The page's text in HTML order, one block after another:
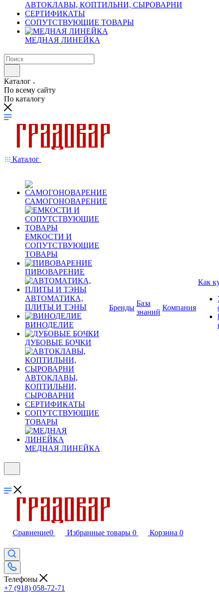
АВТОКЛАВЫ, КОПТИЛЬНИ, СЫРОВАРНИ
СЕРТИФИКАТЫ
СОПУТСТВУЮЩИЕ ТОВАРЫ
МЕДНАЯ ЛИНЕЙКА
Каталог
По всему сайту
По каталогу
Каталог
САМОГОНОВАРЕНИЕ
ЕМКОСТИ И
СОПУТСТВУЮЩИЕ
ТОВАРЫ
ПИВОВАРЕНИЕ
АВТОМАТИКА,
ПЛИТЫ И ТЭНЫ
ВИНОДЕЛИЕ
ДУБОВЫЕ БОЧКИ
АВТОКЛАВЫ,
КОПТИЛЬНИ,
СЫРОВАРНИ
СЕРТИФИКАТЫ
СОПУТСТВУЮЩИЕ
ТОВАРЫ
МЕДНАЯ ЛИНЕЙКА
Бренды
База
знаний
Компания
Как
Сравнение0 Избранные товары 0 Корзина 0
Телефоны
+7 (918) 058-72-71